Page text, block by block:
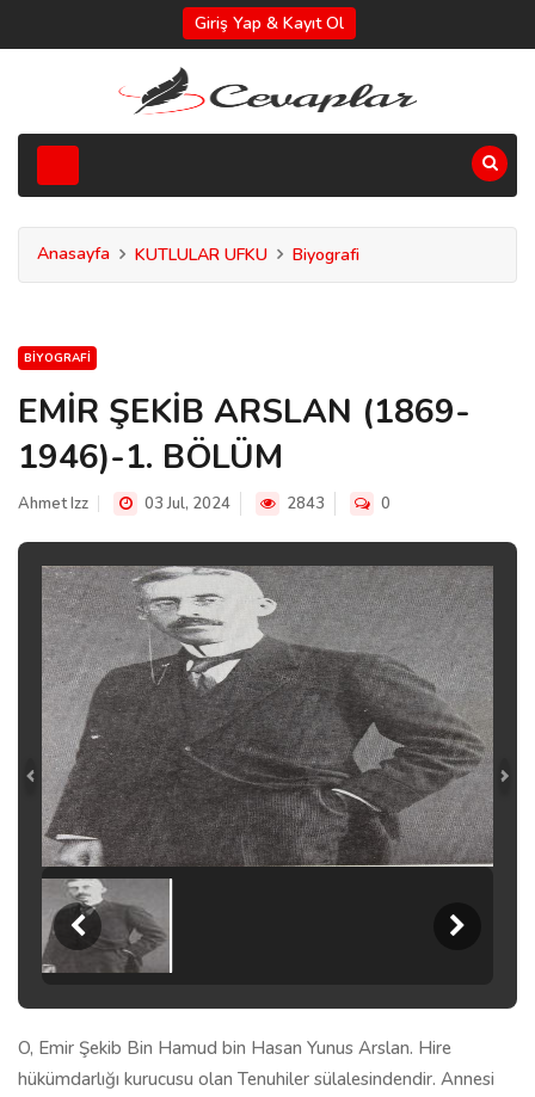
Giriş Yap & Kayıt Ol
Anasayfa KUTLULAR UFKU Biyografi
BIYOGRAFI
EMİR ŞEKİB ARSLAN (1869-
1946)-1. BÖLÜM
Ahmet Izz 03 Jul, 2024 2843 0
O, Emir Şekib Bin Hamud bin Hasan Yunus Arslan. Hire
hükümdarlığı kurucusu olan Tenuhiler sülalesindendir. Annesi